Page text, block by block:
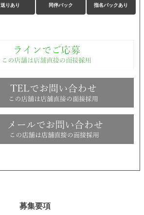
送りあり 同伴バック 指名バックあり
募集要項